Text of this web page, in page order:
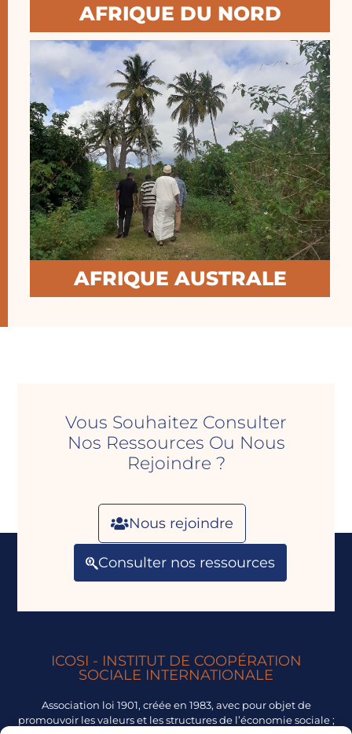
AFRIQUE DU NORD
Pays d’action : Comores
En savoir plus
AFRIQUE AUSTRALE
Vous Souhaitez Consulter
Nos Ressources Ou Nous
Rejoindre ?
Nous rejoindre
Consulter nos ressources
ICOSI - INSTITUT DE COOPÉRATION
SOCIALE INTERNATIONALE
Association loi 1901, créée en 1983, avec pour objet de
promouvoir les valeurs et les structures de l’économie sociale ;